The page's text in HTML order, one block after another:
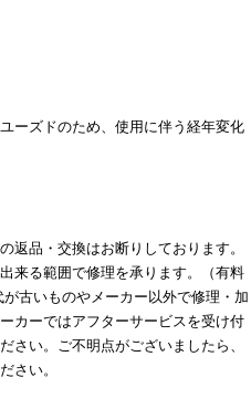
ーズドのため、使用に伴う経年変化
返品・交換はお断りしております。
来る範囲で修理を承ります。（有料
古いものやメーカー以外で修理・加
カーではアフターサービスを受け付
さい。ご不明点がございましたら、
さい。